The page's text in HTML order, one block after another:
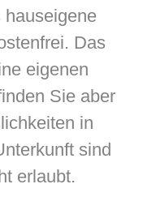
hauseigene
Das
eigenen
Sie aber
in
sind
erlaubt.